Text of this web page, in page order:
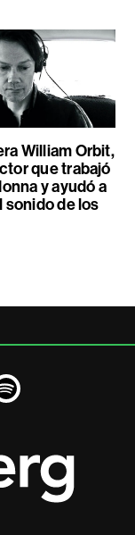
William Orbit,
que trabajó
y ayudó a
sonido de los